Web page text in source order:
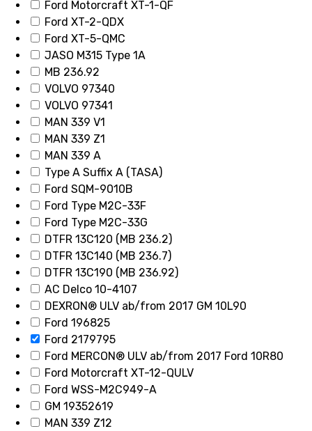
Ford Motorcraft XT-1-QF
Ford XT-2-QDX
Ford XT-5-QMC
JASO M315 Type 1A
MB 236.92
VOLVO 97340
VOLVO 97341
MAN 339 V1
MAN 339 Z1
MAN 339 A
Type A Suffix A (TASA)
Ford SQM-9010B
Ford Type M2C-33F
Ford Type M2C-33G
DTFR 13C120 (MB 236.2)
DTFR 13C140 (MB 236.7)
DTFR 13C190 (MB 236.92)
AC Delco 10-4107
DEXRON® ULV ab/from 2017 GM 10L90
Ford 196825
Ford 2179795
Ford MERCON® ULV ab/from 2017 Ford 10R80
Ford Motorcraft XT-12-QULV
Ford WSS-M2C949-A
GM 19352619
MAN 339 Z12